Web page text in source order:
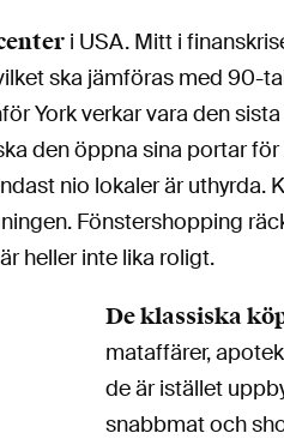
i USA. Mitt i
ska jämföras med 90-
York verkar vara den
den öppna sina portar
nio lokaler är uthyrda.
Fönstershopping
heller inte lika roligt.
De klassiska
mataffärer,
de är istället
snabbmat och